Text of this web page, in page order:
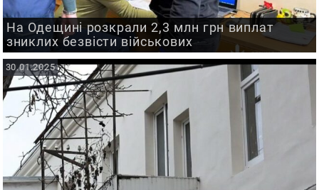
На Одещині розкрали 2,3 млн грн виплат
зниклих безвісти військових
30.01.2025